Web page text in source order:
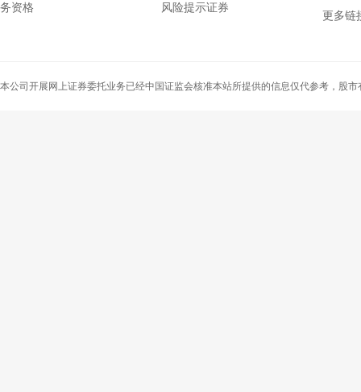
务资格
风险提示证券
更多链
上海证券交易所
本公司开展网上证券委托业务已经中国证监会核准本站所提供的信息仅代参考，股